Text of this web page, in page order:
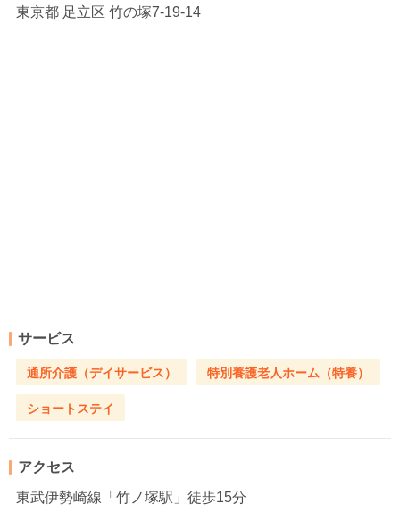
東京都 足立区 竹の塚7-19-14
サービス
通所介護（デイサービス） 特別養護老人ホーム（特養）
ショートステイ
アクセス
東武伊勢崎線「竹ノ塚駅」徒歩15分